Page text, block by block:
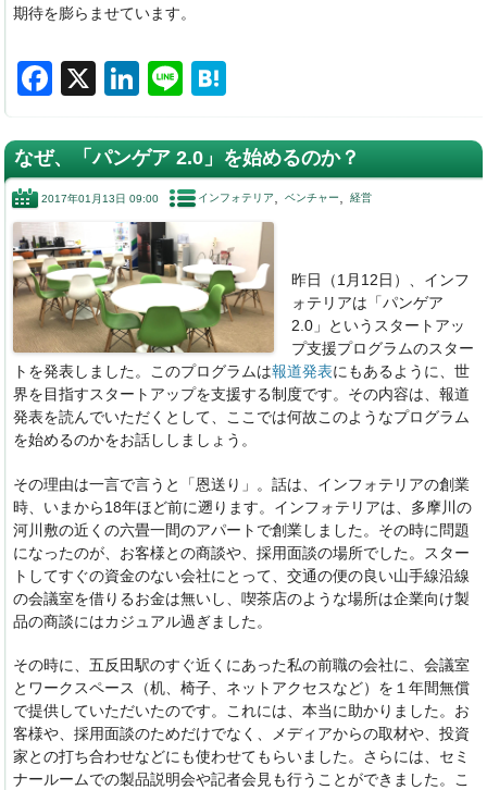
期待を膨らませています。
F
c
e
b
o
o
k
X
Li
k
e
dI
n
Li
e
e
n
なぜ、「パンゲア 2.0」を始めるのか？
2017年01月13日 09:00 インフォテリア ベンチャー 経営
昨日（1月12日）、インフ
ォテリアは「パンゲア
2.0」というスタートアッ
プ支援プログラムのスター
トを発表しました。このプログラムは報道発表にもあるように、世
界を目指すスタートアップを支援する制度です。その内容は、報道
発表を読んでいただくとして、ここでは何故このようなプログラム
を始めるのかをお話ししましょう。
その理由は一言で言うと「恩送り」。話は、インフォテリアの創業
時、いまから18年ほど前に遡ります。インフォテリアは、多摩川の
河川敷の近くの六畳一間のアパートで創業しました。その時に問題
になったのが、お客様との商談や、採用面談の場所でした。スター
トしてすぐの資金のない会社にとって、交通の便の良い山手線沿線
の会議室を借りるお金は無いし、喫茶店のような場所は企業向け製
品の商談にはカジュアル過ぎました。
その時に、五反田駅のすぐ近くにあった私の前職の会社に、会議室
とワークスペース（机、椅子、ネットアクセスなど）を１年間無償
で提供していただいたのです。これには、本当に助かりました。お
客様や、採用面談のためだけでなく、メディアからの取材や、投資
家との打ち合わせなどにも使わせてもらいました。さらには、セミ
ナールームでの製品説明会や記者会見も行うことができました。こ